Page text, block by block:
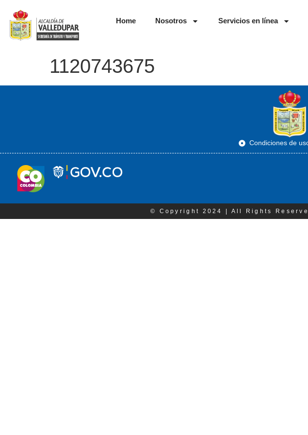
Home Nosotros Servicios en línea
1120743675
Condiciones de
© Copyright 2024 | All Rights